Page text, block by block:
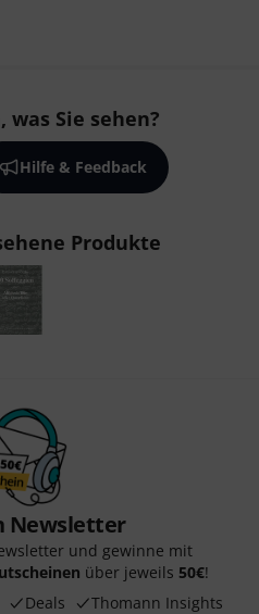
Sie sehen?
Hilfe & Feedback
Produkte
Newsletter
und gewinne mit
über jeweils 50€!
Deals Thomann Insights